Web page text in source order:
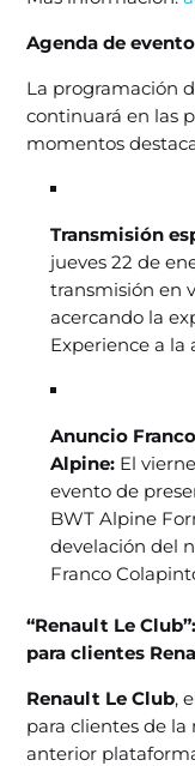
Agenda de
La programación
continuará en las
momentos
Transmisión
jueves 22 de
transmisión en
acercando la
Experience a la
Anuncio
Alpine: El
evento de
BWT Alpine
develación del
Franco
“Renault Le
para clientes
Renault Le Club,
para clientes de la
anterior